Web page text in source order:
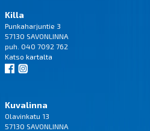
Killa
Punkaharjuntie 3
57130 SAVONLINNA
puh. 040 7092 762
Katso kartalta
Kuvalinna
Olavinkatu 13
57130 SAVONLINNA